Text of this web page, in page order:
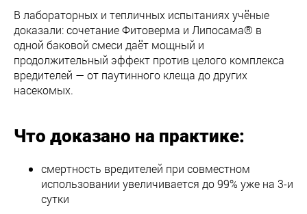
В лабораторных и тепличных испытаниях учёные
доказали: сочетание Фитоверма и Липосама® в
одной баковой смеси даёт мощный и
продолжительный эффект против целого комплекса
вредителей — от паутинного клеща до других
насекомых.
Что доказано на практике:
смертность вредителей при совместном
использовании увеличивается до 99% уже на 3-и
сутки